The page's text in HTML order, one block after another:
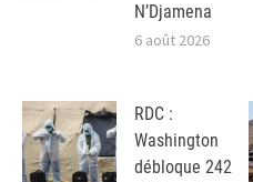
N’Djamena
6 août 2026
RDC :
Washington
débloque 242